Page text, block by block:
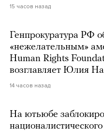
15 часов назад
Генпрокуратура РФ
«нежелательным»
Human Rights
возглавляет Юлия
14 часов назад
На ютьюбе